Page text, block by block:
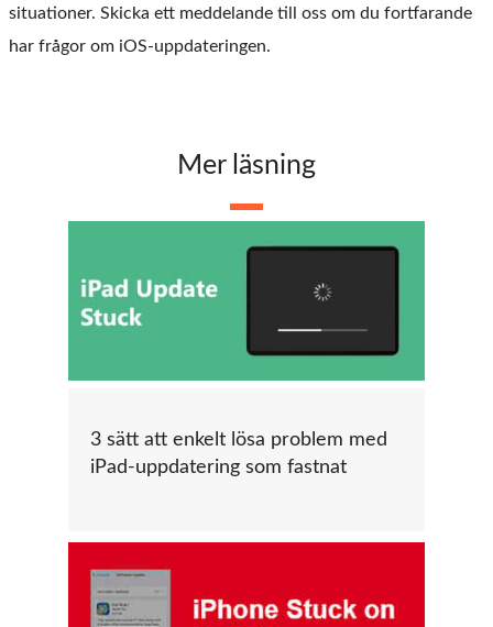
situationer. Skicka ett meddelande till oss om du fortfarande
har frågor om iOS-uppdateringen.
Mer läsning
3 sätt att enkelt lösa problem med
iPad-uppdatering som fastnat